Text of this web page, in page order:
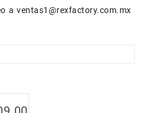
a ventas1@rexfactory.com.mx